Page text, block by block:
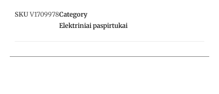
SKUV1709978Category
Elektriniai paspirtukai